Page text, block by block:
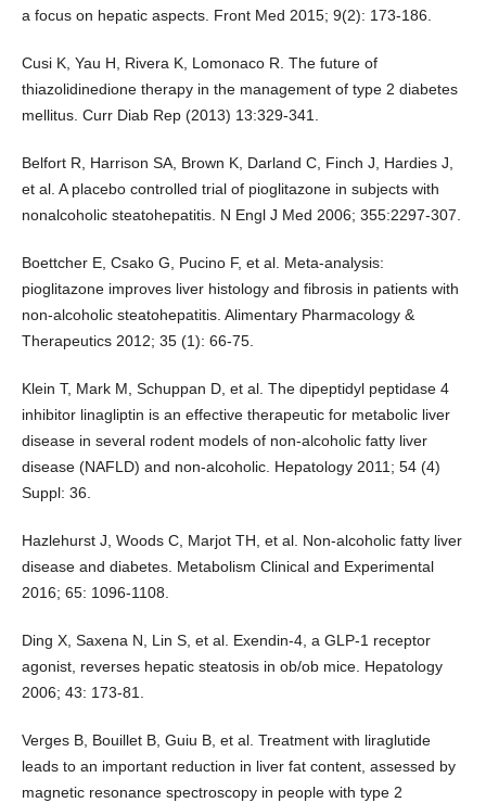
a focus on hepatic aspects. Front Med 2015; 9(2): 173-186.
Cusi K, Yau H, Rivera K, Lomonaco R. The future of
thiazolidinedione therapy in the management of type 2 diabetes
mellitus. Curr Diab Rep (2013) 13:329-341.
Belfort R, Harrison SA, Brown K, Darland C, Finch J, Hardies J,
et al. A placebo controlled trial of pioglitazone in subjects with
nonalcoholic steatohepatitis. N Engl J Med 2006; 355:2297-307.
Boettcher E, Csako G, Pucino F, et al. Meta-analysis:
pioglitazone improves liver histology and fibrosis in patients with
non-alcoholic steatohepatitis. Alimentary Pharmacology &
Therapeutics 2012; 35 (1): 66-75.
Klein T, Mark M, Schuppan D, et al. The dipeptidyl peptidase 4
inhibitor linagliptin is an effective therapeutic for metabolic liver
disease in several rodent models of non-alcoholic fatty liver
disease (NAFLD) and non-alcoholic. Hepatology 2011; 54 (4)
Suppl: 36.
Hazlehurst J, Woods C, Marjot TH, et al. Non-alcoholic fatty liver
disease and diabetes. Metabolism Clinical and Experimental
2016; 65: 1096-1108.
Ding X, Saxena N, Lin S, et al. Exendin-4, a GLP-1 receptor
agonist, reverses hepatic steatosis in ob/ob mice. Hepatology
2006; 43: 173-81.
Verges B, Bouillet B, Guiu B, et al. Treatment with liraglutide
leads to an important reduction in liver fat content, assessed by
magnetic resonance spectroscopy in people with type 2